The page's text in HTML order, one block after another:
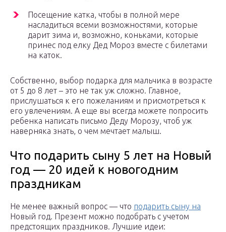
Посещение катка, чтобы в полной мере
насладиться всеми возможностями, которые
дарит зима и, возможно, коньками, которые
принес под елку Дед Мороз вместе с билетами
на каток.
Собственно, выбор подарка для мальчика в возрасте
от 5 до 8 лет – это не так уж сложно. Главное,
прислушаться к его пожеланиям и присмотреться к
его увлечениям. А еще вы всегда можете попросить
ребенка написать письмо Деду Морозу, чтоб уж
наверняка знать, о чем мечтает малыш.
Что подарить сыну 5 лет на Новый
год — 20 идей к новогодним
праздникам
Не менее важный вопрос — что подарить сыну на
Новый год. Презент можно подобрать с учетом
предстоящих праздников. Лучшие идеи: